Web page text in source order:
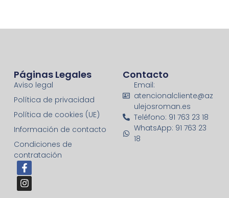
Páginas Legales
Aviso legal
Política de privacidad
Política de cookies (UE)
Información de contacto
Condiciones de
contratación
Contacto
Email:
atencionalcliente@az
ulejosroman.es
Teléfono: 91 763 23 18
WhatsApp: 91 763 23
18
F
a
c
e
I
n
s
t